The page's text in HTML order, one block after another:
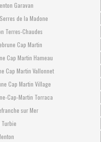
Garavan
de la Madone
Terres-Chaudes
Cap Martin
Cap Martin Hameau
Cap Martin Vallonnet
Cap Martin Village
Cap-Martin Torraca
sur Mer